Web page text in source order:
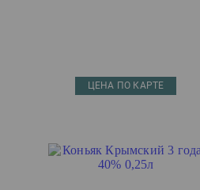
ЦЕНА ПО КАРТЕ